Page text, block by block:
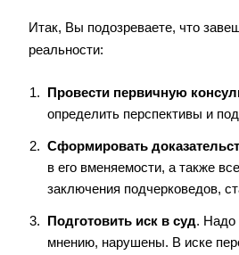
Итак, Вы подозреваете, что
реальности:
Провести первичную
определить перспективы и
Сформировать
в его вменяемости, а также
заключения подчерковедов,
Подготовить иск в суд. Надо
мнению, нарушены. В иске